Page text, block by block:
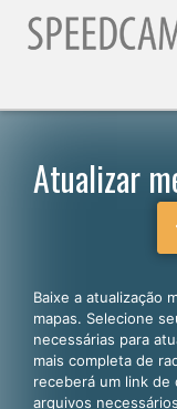
Português
English
Atualizar
Baixe a atualização
mapas. Selecione
necessárias para
mais completa de
receberá um link
arquivos